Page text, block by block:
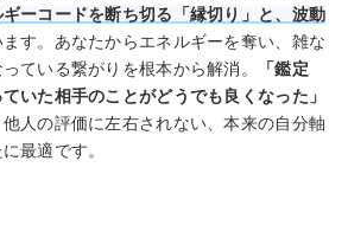
ーコードを断ち切る「縁切り」と、波動
す。あなたからエネルギーを奪い、雑な
ている繋がりを根本から解消。
「鑑定
いた相手のことがどうでも良くなった」
人の評価に左右されない、本来の自分軸
最適です。